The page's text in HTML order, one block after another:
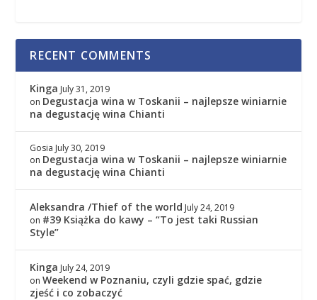
RECENT COMMENTS
Kinga July 31, 2019
on Degustacja wina w Toskanii – najlepsze winiarnie
na degustację wina Chianti
Gosia July 30, 2019
on Degustacja wina w Toskanii – najlepsze winiarnie
na degustację wina Chianti
Aleksandra /Thief of the world July 24, 2019
on #39 Książka do kawy – “To jest taki Russian
Style”
Kinga July 24, 2019
onWeekend w Poznaniu, czyli gdzie spać, gdzie
zjeść i co zobaczyć